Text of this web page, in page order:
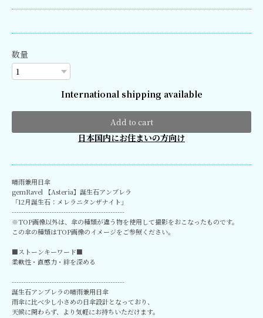
数量
International shipping available
Add to cart
日本国内にお住まいの方向け
晴雨兼用日傘
gemRavel 【Asteria】誕生石アンブレラ
「12月誕生石：メレラニタンザナイト｣
------------------------------------------------
※TOP画像以外は、傘の種類が違う物を使用して撮影をおこなったものです。
この傘の種類はTOP画像のイメージをご参照ください。
■ストーンキーワード■
柔軟性・直感力・絆を深める
------------------------------------------------
誕生石アンブレラの晴雨兼用日傘
雨傘に比べ少し小さめの日傘設計となっており、
天候に関わらず、より気軽にお持ちいただけます。